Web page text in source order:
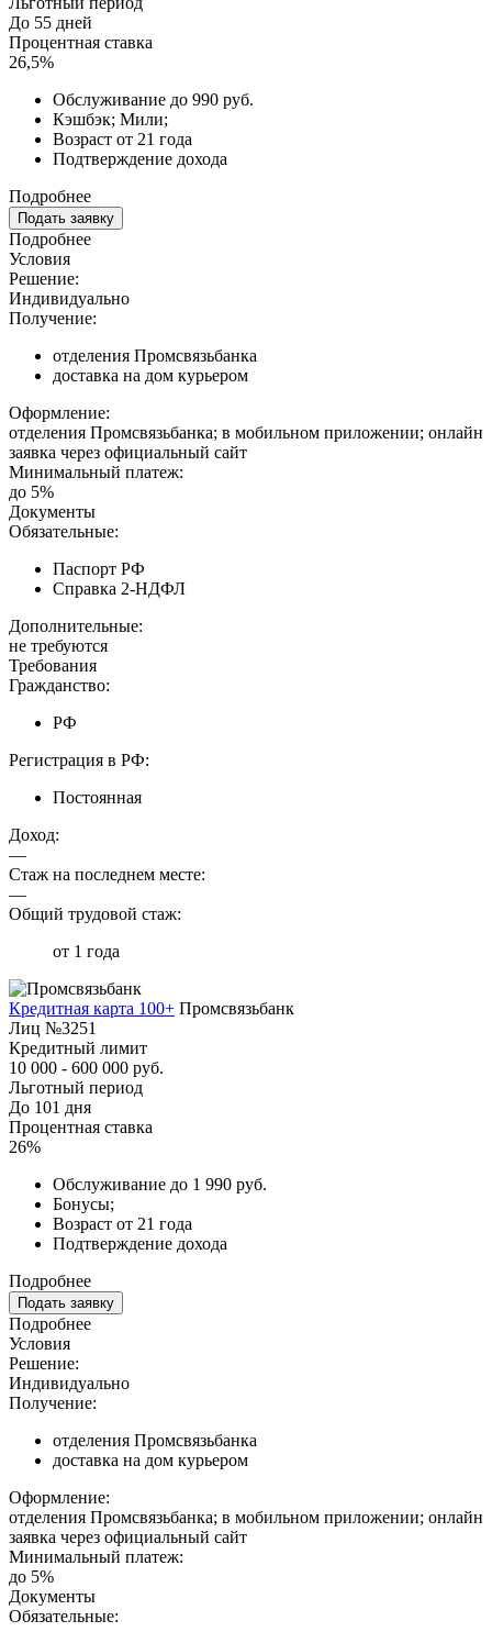
До 55 дней
Процентная ставка
26,5%
Обслуживание до 990 руб.
Кэшбэк; Мили;
Возраст от 21 года
Подтверждение дохода
Подробнее
Подать заявку
Подробнее
Условия
Решение:
Индивидуально
Получение:
отделения Промсвязьбанка
доставка на дом курьером
Оформление:
отделения Промсвязьбанка; в мобильном приложении; онлайн
заявка через официальный сайт
Минимальный платеж:
до 5%
Документы
Обязательные:
Паспорт РФ
Справка 2-НДФЛ
Дополнительные:
не требуются
Требования
Гражданство:
РФ
Регистрация в РФ:
Постоянная
Доход:
—
Стаж на последнем месте:
—
Общий трудовой стаж:
от 1 года
Кредитная карта 100+ Промсвязьбанк
Лиц №3251
Кредитный лимит
10 000 - 600 000 руб.
Льготный период
До 101 дня
Процентная ставка
26%
Обслуживание до 1 990 руб.
Бонусы;
Возраст от 21 года
Подтверждение дохода
Подробнее
Подать заявку
Подробнее
Условия
Решение:
Индивидуально
Получение:
отделения Промсвязьбанка
доставка на дом курьером
Оформление:
отделения Промсвязьбанка; в мобильном приложении; онлайн
заявка через официальный сайт
Минимальный платеж:
до 5%
Документы
Обязательные: